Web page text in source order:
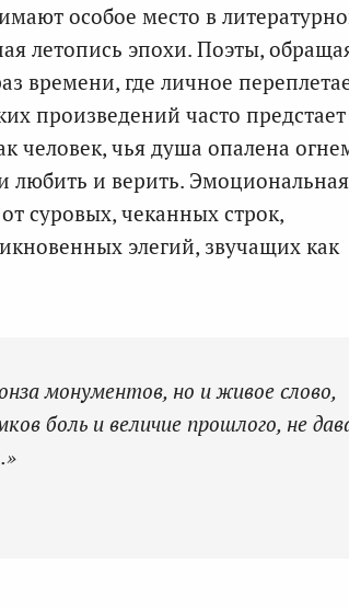
особое место в
летопись эпохи. Поэты,
времени, где личное
произведений часто
человек, чья душа опалена
любить и верить. Эмоциональная
суровых, чеканных строк,
элегий, звучащих как
монументов, но и живое слово,
боль и величие прошлого, не